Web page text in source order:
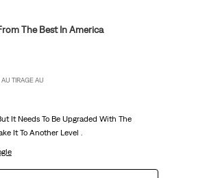
The Best In America
TIRAGE AU
It Needs To Be Upgraded With The
It To Another Level .